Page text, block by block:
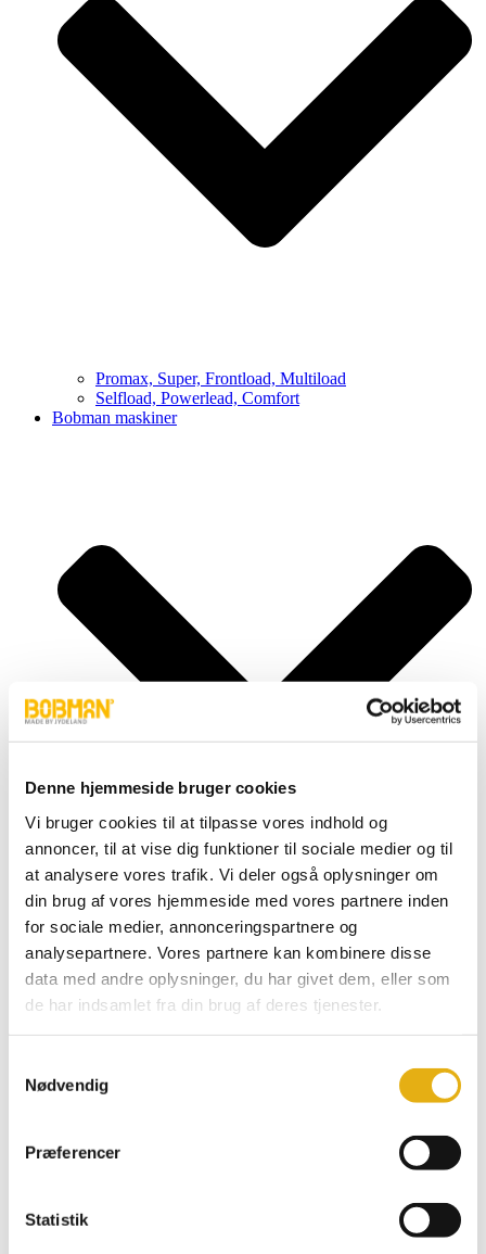
Denne hjemmeside bruger cookies
Vi bruger cookies til at tilpasse vores indhold og
annoncer, til at vise dig funktioner til sociale medier og til
at analysere vores trafik. Vi deler også oplysninger om
din brug af vores hjemmeside med vores partnere inden
for sociale medier, annonceringspartnere og
analysepartnere. Vores partnere kan kombinere disse
data med andre oplysninger, du har givet dem, eller som
de har indsamlet fra din brug af deres tjenester.
Nødvendig
Præferencer
Statistik
Promax, Super, Frontload, Multiload
Selfload, Powerlead, Comfort
Bobman maskiner
Super, S
Frontload, FL
Powerlead
Comfort